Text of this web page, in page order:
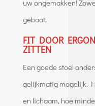
uw ongemakken!
gebaat.
FIT DOOR
ZITTEN
Een goede stoel
gelijkmatig mogelijk.
en lichaam, hoe